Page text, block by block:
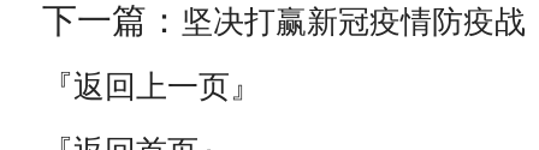
下一篇： 坚决打赢新冠疫情防疫
『返回上一页』